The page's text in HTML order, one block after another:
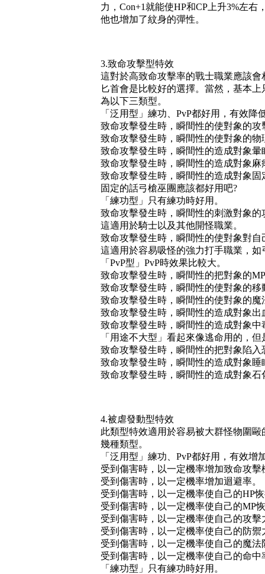
力，Con+1就能使HP和CP上升3%左
他也增加了紋身的彈性。
3.致命攻擊型特效
這對於高致命攻擊率的戰士職業應該
匕首會是比較好的選擇。當然，基本
為以下三類型。
「泛用型」練功、PvP都好用，有效降
致命攻擊發生時，瞬間性的使對象的攻
致命攻擊發生時，瞬間性的使對象的物
致命攻擊發生時，瞬間性的造成對象暈
致命攻擊發生時，瞬間性的造成對象麻
致命攻擊發生時，瞬間性的造成對象固
固定的話弓槍巫團應該都好用吧?
「練功型」只有練功時好用。
致命攻擊發生時，瞬間性的刺激對象的
這適用於騎士以及其他開怪職業。
致命攻擊發生時，瞬間性的使對象對自
這適用於容易吸怪的強力打手職業，如
「PvP型」PvP時效果比較大。
致命攻擊發生時，瞬間性的把對象的
致命攻擊發生時，瞬間性的使對象的移
致命攻擊發生時，瞬間性的使對象的魔
致命攻擊發生時，瞬間性的造成對象出
致命攻擊發生時，瞬間性的造成對象中
「用途不大型」看起來像逃命用的，
致命攻擊發生時，瞬間性的把對象陷入
致命攻擊發生時，瞬間性的造成對象睡
致命攻擊發生時，瞬間性的造成對象石
4.被虐發動型特效
此類型特效適用於容易被大群怪物圍
幾種類型。
「泛用型」練功、PvP都好用，有效
受到傷害時，以一定機率增加致命攻擊
受到傷害時，以一定機率增加迴避率。
受到傷害時，以一定機率使自己的HP
受到傷害時，以一定機率使自己的MP
受到傷害時，以一定機率使自己的攻擊
受到傷害時，以一定機率使自己的防禦
受到傷害時，以一定機率使自己的魔法
受到傷害時，以一定機率使自己的命中
「練功型」只有練功時好用。